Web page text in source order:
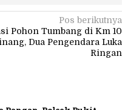
Pos berikutnya
Pohon Tumbang di Km 10
Dua Pengendara Luka
Ringan